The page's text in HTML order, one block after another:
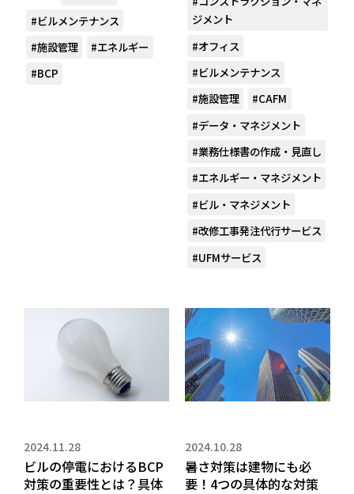
#ビルメンテナンス
#施設管理
#エネルギー
#BCP
ジメント
#オフィス
#ビルメンテナンス
#施設管理
#CAFM
#データ・マネジメント
#業務仕様書の作成・見直し
#エネルギー・マネジメント
#ビル・マネジメント
#改修工事発注代行サービス
#UFMサービス
2024.11.28
ビルの停電におけるBCP
対策の重要性とは？具体
2024.10.28
暑さ対策は建物にも必
要！4つの具体的な対策